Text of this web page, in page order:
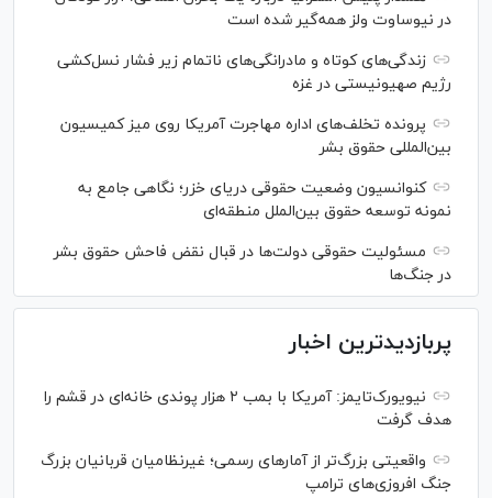
در نیوساوت ولز همه‌گیر شده است
زندگی‌های کوتاه و مادرانگی‌های ناتمام زیر فشار نسل‌کشی
رژیم صهیونیستی در غزه
پرونده تخلف‌های اداره مهاجرت آمریکا روی میز کمیسیون
بین‌المللی حقوق بشر
کنوانسیون وضعیت حقوقی دریای خزر؛ نگاهی جامع به
نمونه توسعه حقوق بین‌الملل منطقه‌ای
مسئولیت حقوقی دولت‌ها در قبال نقض‌ فاحش حقوق بشر
در جنگ‌ها
پربازدیدترین اخبار
نیویورک‌تایمز: آمریکا با بمب ۲ هزار پوندی خانه‌ای در قشم را
هدف گرفت
واقعیتی بزرگ‌تر از آمار‌های رسمی؛ غیرنظامیان قربانیان بزرگ
جنگ افروزی‌های ترامپ